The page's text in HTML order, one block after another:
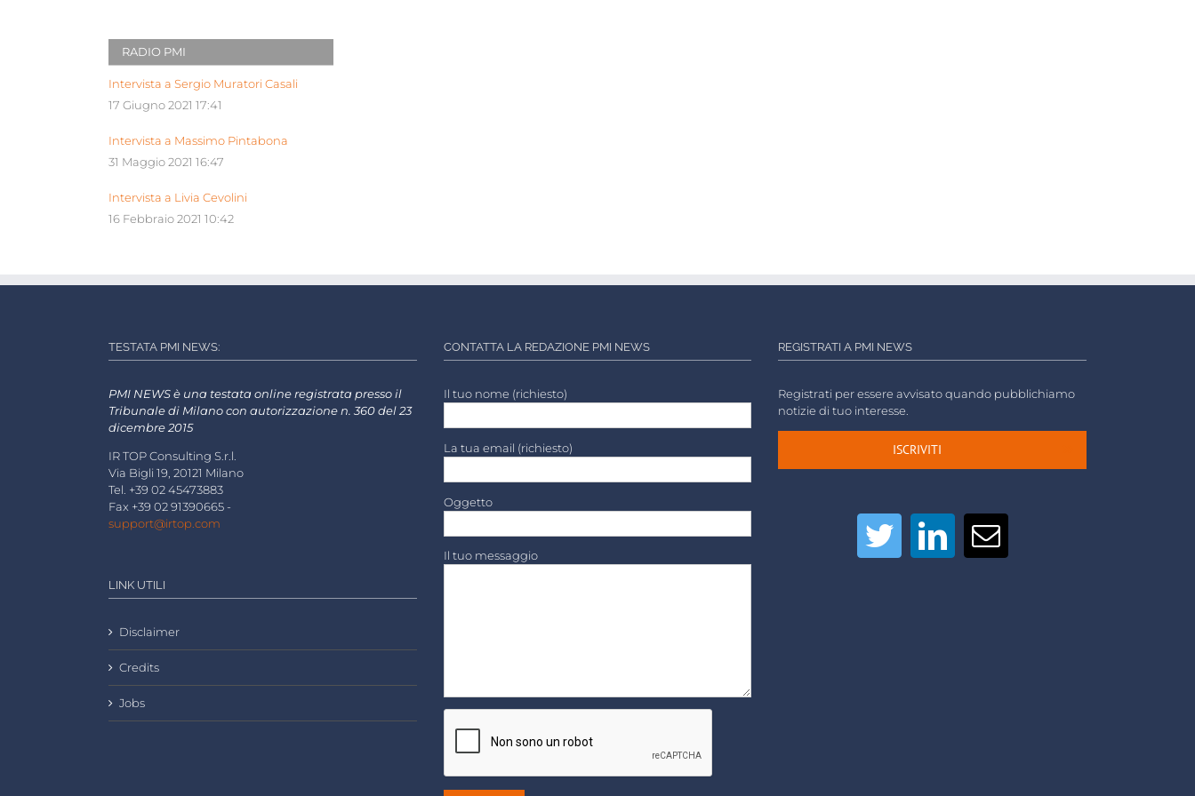
RADIO PMI
Intervista a Sergio Muratori Casali
17 Giugno 2021 17:41
Intervista a Massimo Pintabona
31 Maggio 2021 16:47
Intervista a Livia Cevolini
16 Febbraio 2021 10:42
TESTATA PMI NEWS:
PMI NEWS è una testata online registrata presso il
Tribunale di Milano con autorizzazione n. 360 del 23
dicembre 2015
IR TOP Consulting S.r.l.
Via Bigli 19, 20121 Milano
Tel. +39 02 45473883
Fax +39 02 91390665 -
support@irtop.com
LINK UTILI
Disclaimer
Credits
Jobs
CONTATTA LA REDAZIONE PMI NEWS
Il tuo nome (richiesto)
La tua email (richiesto)
Oggetto
Il tuo messaggio
REGISTRATI A PMI NEWS
Registrati per essere avvisato quando pubblichiamo
notizie di tuo interesse.
ISCRIVITI